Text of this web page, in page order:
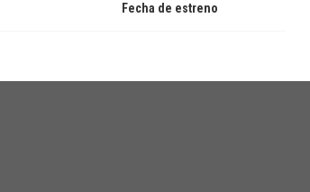
Fecha de estreno